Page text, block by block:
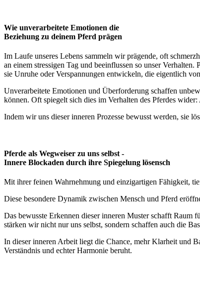
Wie unverarbeitete Emotionen die
Beziehung zu deinem Pferd prägen
Im Laufe unseres Lebens sammeln wir prägende, oft
an einem stressigen Tag und beeinflussen so unser
sie Unruhe oder Verspannungen entwickeln, die eigentlich
Unverarbeitete Emotionen und Überforderung schaffen
können. Oft spiegelt sich dies im Verhalten des Pferdes
Indem wir uns dieser inneren Prozesse bewusst werden, sie
Pferde als Wegweiser zu uns selbst -
Innere Blockaden durch ihre Spiegelung lösensch
Mit ihrer feinen Wahrnehmung und einzigartigen Fähigkeit,
Diese besondere Dynamik zwischen Mensch und Pferd
Das bewusste Erkennen dieser inneren Muster schafft Raum
stärken wir nicht nur uns selbst, sondern schaffen auch die
In dieser inneren Arbeit liegt die Chance, mehr Klarheit und
Verständnis und echter Harmonie beruht.